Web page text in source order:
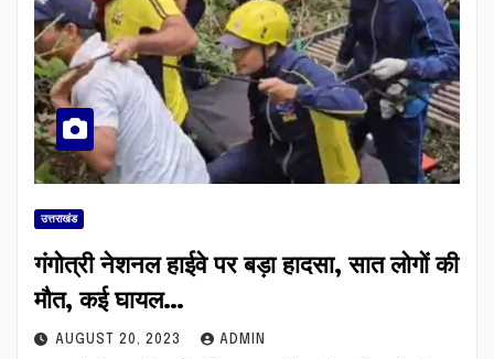
उत्तराखंड
गंगोत्री नेशनल हाईवे पर बड़ा हादसा, सात लोगों की
मौत, कई घायल…
AUGUST 20, 2023 ADMIN